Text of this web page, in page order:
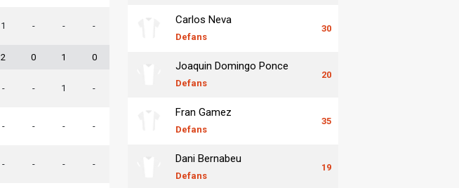
1 - - -
2 0 1 0
- - 1 -
- - - -
- - - -
Carlos Neva
Defans
30
Joaquin Domingo Ponce
Defans
20
Fran Gamez
Defans
35
Dani Bernabeu
Defans
19